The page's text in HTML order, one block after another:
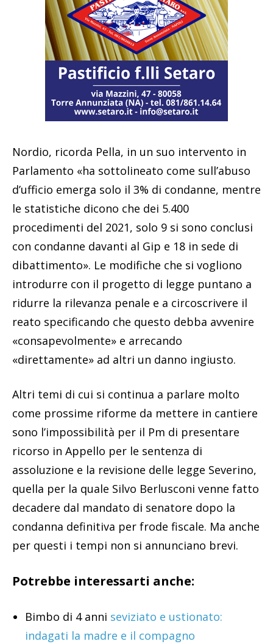
Nordio, ricorda Pella, in un suo intervento in
Parlamento «ha sottolineato come sull’abuso
d’ufficio emerga solo il 3% di condanne, mentre
le statistiche dicono che dei 5.400
procedimenti del 2021, solo 9 si sono conclusi
con condanne davanti al Gip e 18 in sede di
dibattimento». Le modifiche che si vogliono
introdurre con il progetto di legge puntano a
ridurre la rilevanza penale e a circoscrivere il
reato specificando che questo debba avvenire
«consapevolmente» e arrecando
«direttamente» ad altri un danno ingiusto.
Altri temi di cui si continua a parlare molto
come prossime riforme da mettere in cantiere
sono l’impossibilità per il Pm di presentare
ricorso in Appello per le sentenza di
assoluzione e la revisione delle legge Severino,
quella per la quale Silvo Berlusconi venne fatto
decadere dal mandato di senatore dopo la
condanna definitiva per frode fiscale. Ma anche
per questi i tempi non si annunciano brevi.
Potrebbe interessarti anche:
Bimbo di 4 anni seviziato e ustionato:
indagati la madre e il compagno